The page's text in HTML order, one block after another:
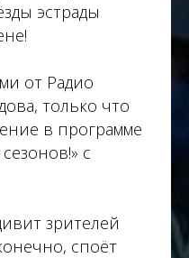
эстрады
от Радио
только что
в программе
с
зрителей
споёт